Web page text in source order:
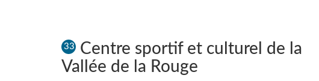
33
Centre sportif et culturel de la
Vallée de la Rouge